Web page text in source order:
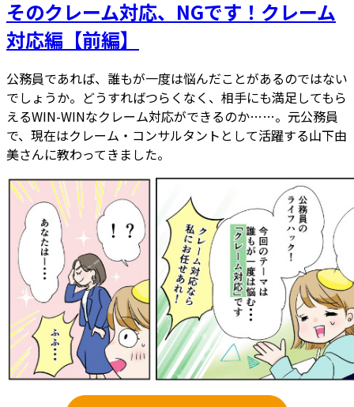
そのクレーム対応、NGです！クレーム
対応編【前編】
公務員であれば、誰もが一度は悩んだことがあるのではない
でしょうか。どうすればつらくなく、相手にも満足してもら
えるWIN-WINなクレーム対応ができるのか……。元公務員
で、現在はクレーム・コンサルタントとして活躍する山下由
美さんに教わってきました。